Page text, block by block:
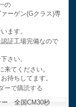
の
ーゲン(Gクラス)専
ます。
証工場完備なので
さい。
来てください。
待ちしてます。
ー 全国CM30秒